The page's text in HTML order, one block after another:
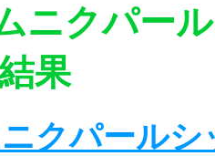
ニクパー
果
クパールシ